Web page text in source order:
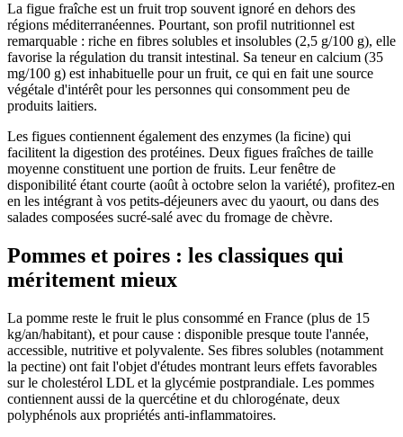
La figue fraîche est un fruit trop souvent ignoré en dehors des
régions méditerranéennes. Pourtant, son profil nutritionnel est
remarquable : riche en fibres solubles et insolubles (2,5 g/100 g), elle
favorise la régulation du transit intestinal. Sa teneur en calcium (35
mg/100 g) est inhabituelle pour un fruit, ce qui en fait une source
végétale d'intérêt pour les personnes qui consomment peu de
produits laitiers.
Les figues contiennent également des enzymes (la ficine) qui
facilitent la digestion des protéines. Deux figues fraîches de taille
moyenne constituent une portion de fruits. Leur fenêtre de
disponibilité étant courte (août à octobre selon la variété), profitez-en
en les intégrant à vos petits-déjeuners avec du yaourt, ou dans des
salades composées sucré-salé avec du fromage de chèvre.
Pommes et poires : les classiques qui
méritement mieux
La pomme reste le fruit le plus consommé en France (plus de 15
kg/an/habitant), et pour cause : disponible presque toute l'année,
accessible, nutritive et polyvalente. Ses fibres solubles (notamment
la pectine) ont fait l'objet d'études montrant leurs effets favorables
sur le cholestérol LDL et la glycémie postprandiale. Les pommes
contiennent aussi de la quercétine et du chlorogénate, deux
polyphénols aux propriétés anti-inflammatoires.